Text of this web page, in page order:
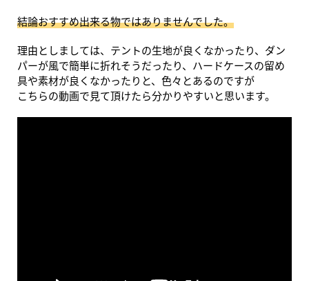
結論おすすめ出来る物ではありませんでした。
理由としましては、テントの生地が良くなかったり、ダン
パーが風で簡単に折れそうだったり、ハードケースの留め
具や素材が良くなかったりと、色々とあるのですが
こちらの動画で見て頂けたら分かりやすいと思います。